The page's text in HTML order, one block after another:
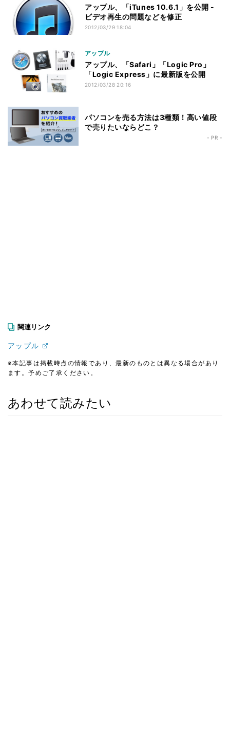
アップル、「iTunes 10.6.1」を公開 -
ビデオ再生の問題などを修正
2012/03/29 18:04
アップル
アップル、「Safari」「Logic Pro」
「Logic Express」に最新版を公開
2012/03/28 20:16
パソコンを売る方法は3種類！高い値段
で売りたいならどこ？
- PR -
関連リンク
アップル
※本記事は掲載時点の情報であり、最新のものとは異なる場合があり
ます。予めご了承ください。
あわせて読みたい